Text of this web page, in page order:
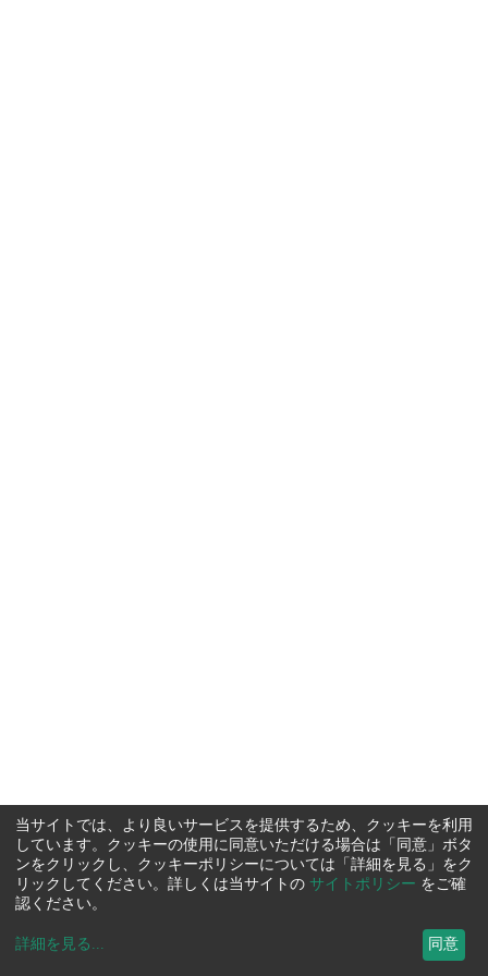
当サイトでは、より良いサービスを提供するため、クッキーを利用
しています。クッキーの使用に同意いただける場合は「同意」ボタ
ンをクリックし、クッキーポリシーについては「詳細を見る」をク
リックしてください。詳しくは当サイトの サイトポリシー をご確
認ください。
詳細を見る ... 同意